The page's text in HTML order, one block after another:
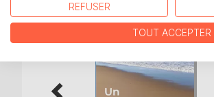
REFUSER
TOUT ACCEPTER